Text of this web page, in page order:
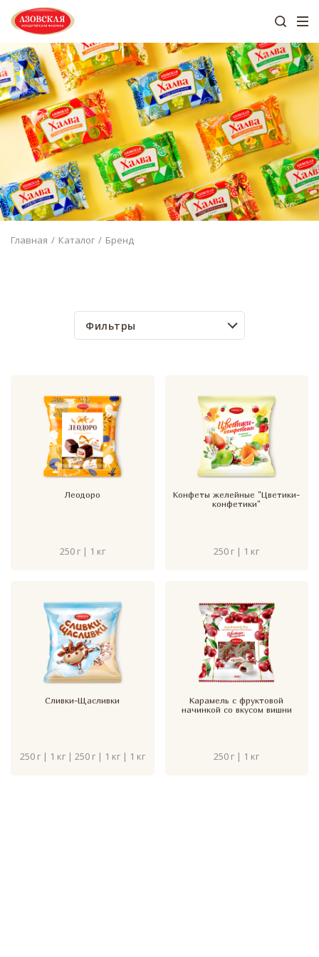
Главная Каталог Бренд
Фильтры
Леодоро
250 г | 1 кг
Конфеты желейные "Цветики-
конфетики"
250 г | 1 кг
Сливки-Щасливки
250 г | 1 кг | 250 г | 1 кг | 1 кг
Карамель с фруктовой
начинкой со вкусом вишни
250 г | 1 кг